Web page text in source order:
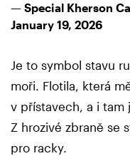
— Special Kherson
January 19, 2026
Je to symbol stavu
moři. Flotila, která
v přístavech, a i tam
Z hrozivé zbraně se
pro racky.